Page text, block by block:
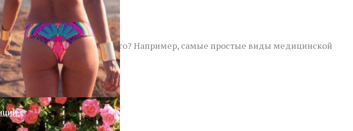
Лекарство
при лечении больного? Например, самые простые виды медицинской
приходить...